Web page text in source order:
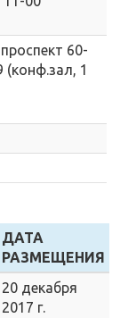
60-
(конф.зал, 1
ДАТА
РАЗМЕЩЕНИЯ
20 декабря
2017 г.